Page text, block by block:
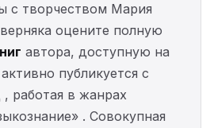
с творчеством Мария
оцените полную
автора, доступную на
публикуется с
, работая в жанрах
. Совокупная